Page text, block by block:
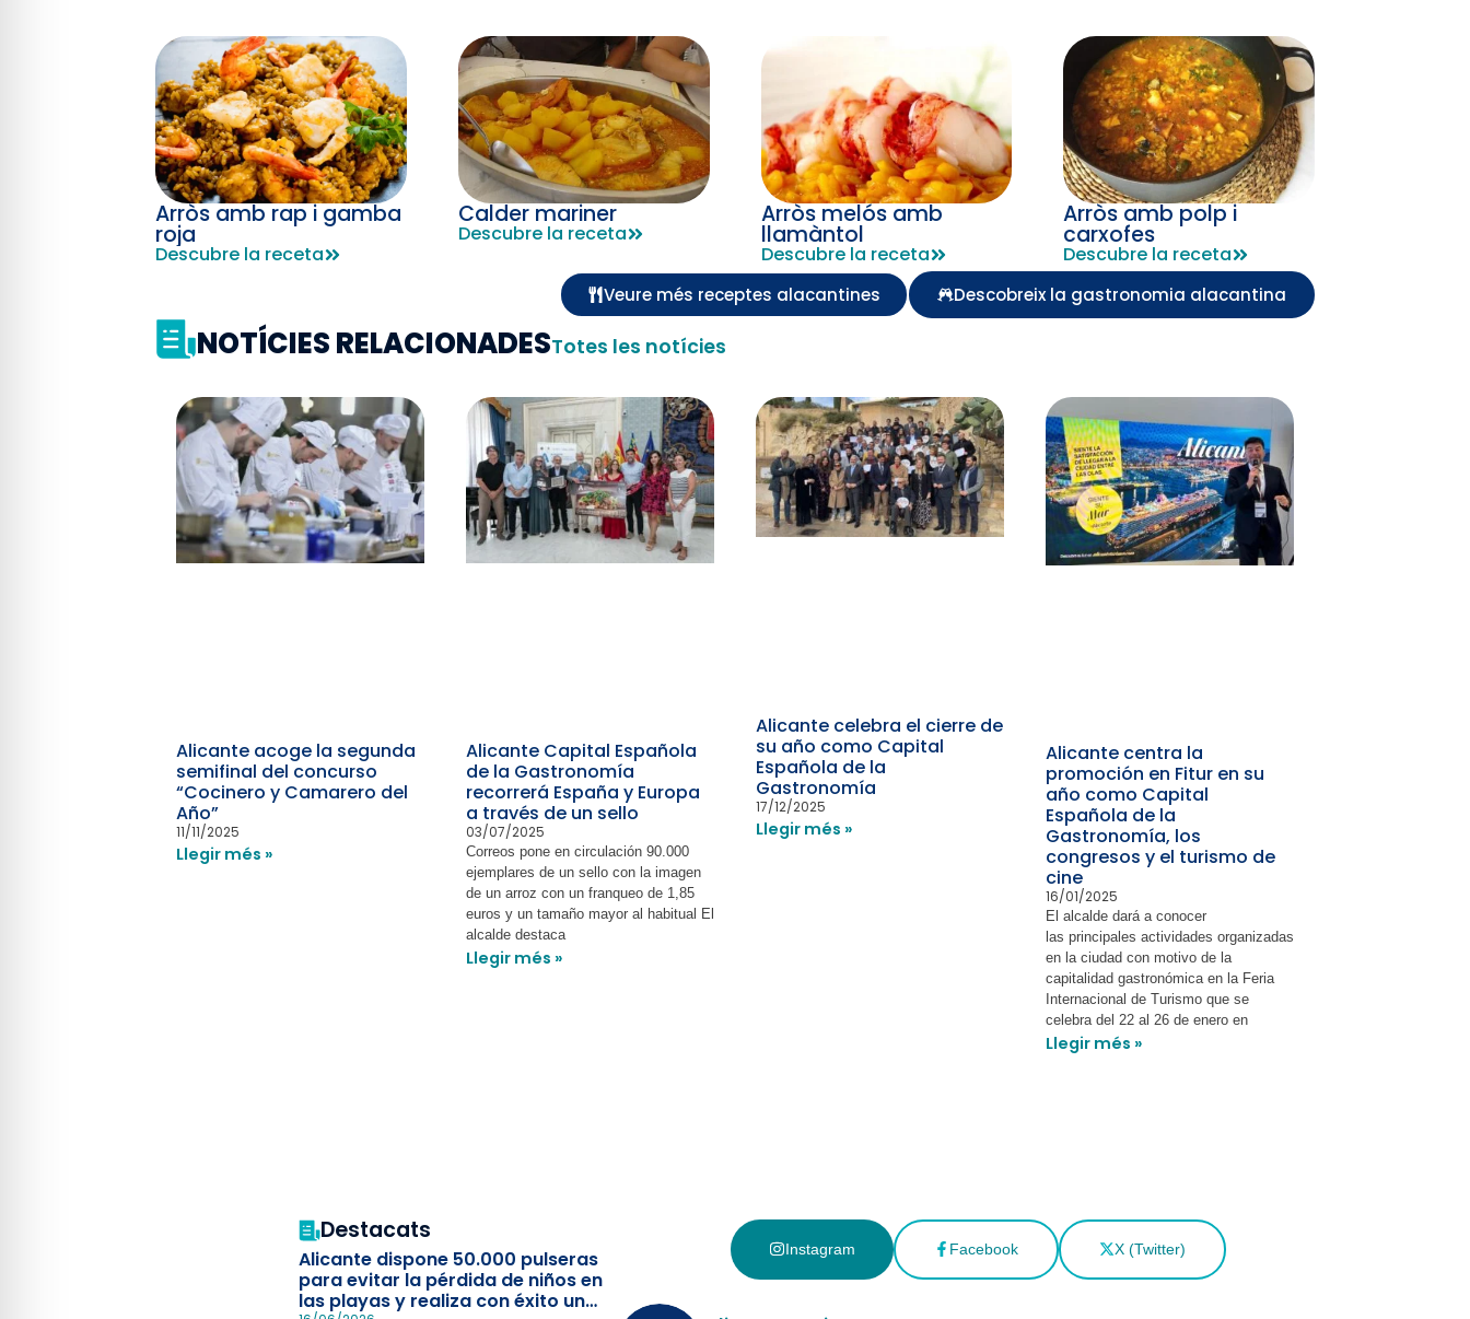
Arròs amb rap i gamba
roja
Descubre la receta
Calder mariner
Descubre la receta
Arròs melós amb
llamàntol
Descubre la receta
Arròs amb polp i
carxofes
Descubre la receta
Descobreix la gastronomia alacantina
Veure més receptes alacantines
NOTÍCIES RELACIONADESTotes les notícies
Alicante acoge la segunda
semifinal del concurso
“Cocinero y Camarero del
Año”
11/11/2025
Llegir més »
Alicante Capital Española
de la Gastronomía
recorrerá España y Europa
a través de un sello
03/07/2025
Correos pone en circulación 90.000
ejemplares de un sello con la imagen
de un arroz con un franqueo de 1,85
euros y un tamaño mayor al habitual El
alcalde destaca
Llegir més »
Alicante celebra el cierre de
su año como Capital
Española de la
Gastronomía
17/12/2025
Llegir més »
Alicante centra la
promoción en Fitur en su
año como Capital
Española de la
Gastronomía, los
congresos y el turismo de
cine
16/01/2025
El alcalde dará a conocer
las principales actividades organizadas
en la ciudad con motivo de la
capitalidad gastronómica en la Feria
Internacional de Turismo que se
celebra del 22 al 26 de enero en
Llegir més »
Destacats
Alicante dispone 50.000 pulseras
para evitar la pérdida de niños en
las playas y realiza con éxito un
Instagram Facebook X (Twitter)